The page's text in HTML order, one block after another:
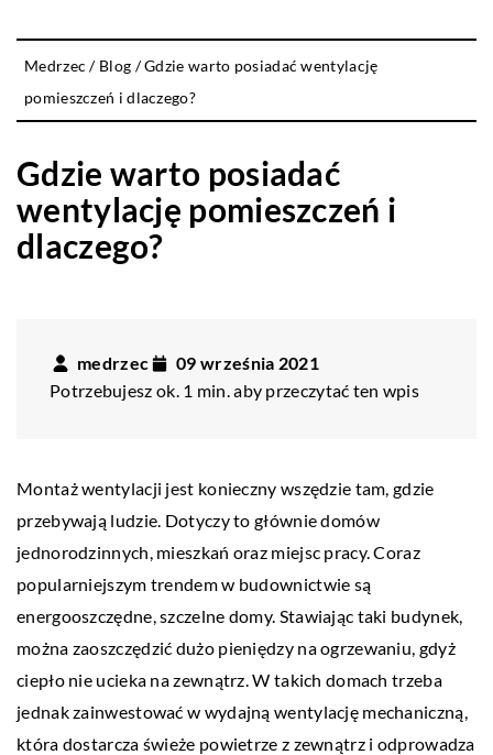
Medrzec / Blog /Gdzie warto posiadać wentylację
pomieszczeń i dlaczego?
Gdzie warto posiadać
wentylację pomieszczeń i
dlaczego?
medrzec
09 września 2021
Potrzebujesz ok. 1 min. aby przeczytać ten wpis
Montaż wentylacji jest konieczny wszędzie tam, gdzie
przebywają ludzie. Dotyczy to głównie domów
jednorodzinnych, mieszkań oraz miejsc pracy. Coraz
popularniejszym trendem w budownictwie są
energooszczędne, szczelne domy. Stawiając taki budynek,
można zaoszczędzić dużo pieniędzy na ogrzewaniu, gdyż
ciepło nie ucieka na zewnątrz. W takich domach trzeba
jednak zainwestować w wydajną wentylację mechaniczną,
która dostarcza świeże powietrze z zewnątrz i odprowadza